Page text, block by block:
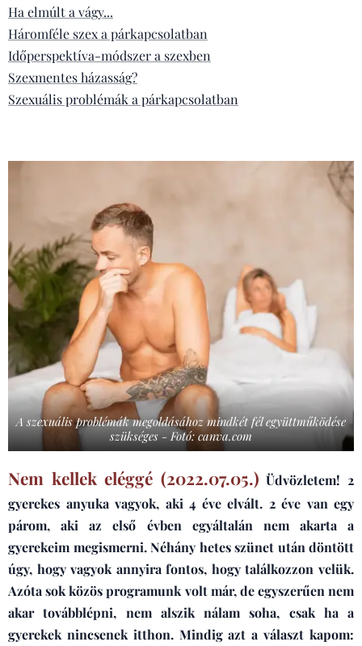
Ha elmúlt a vágy...
Háromféle szex a párkapcsolatban
Időperspektíva-módszer a szexben
Szexmentes házasság?
Szexuális problémák a párkapcsolatban
A szexuális problémák megoldásához mindkét fél együttműködése
szükséges - Fotó: canva.com
Nem kellek eléggé (2022.07.05.) Üdvözletem! 2
gyerekes anyuka vagyok, aki 4 éve elvált. 2 éve van egy
párom, aki az első évben egyáltalán nem akarta a
gyerekeim megismerni. Néhány hetes szünet után döntött
úgy, hogy vagyok annyira fontos, hogy találkozzon velük.
Azóta sok közös programunk volt már, de egyszerűen nem
akar továbblépni, nem alszik nálam soha, csak ha a
gyerekek nincsenek itthon. Mindig azt a választ kapom: